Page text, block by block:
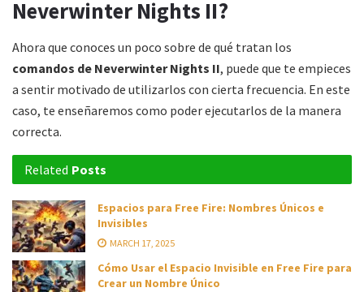
Neverwinter Nights II?
Ahora que conoces un poco sobre de qué tratan los
comandos de Neverwinter Nights II, puede que te empieces
a sentir motivado de utilizarlos con cierta frecuencia. En este
caso, te enseñaremos como poder ejecutarlos de la manera
correcta.
Related Posts
Espacios para Free Fire: Nombres Únicos e
Invisibles
MARCH 17, 2025
Cómo Usar el Espacio Invisible en Free Fire para
Crear un Nombre Único